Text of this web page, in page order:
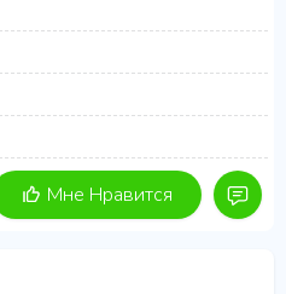
Мне Нравится